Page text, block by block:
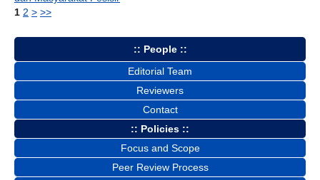
1 2 > >>
:: People ::
Editorial Team
Reviewers
Contact
:: Policies ::
Focus and Scope
Peer Review Process